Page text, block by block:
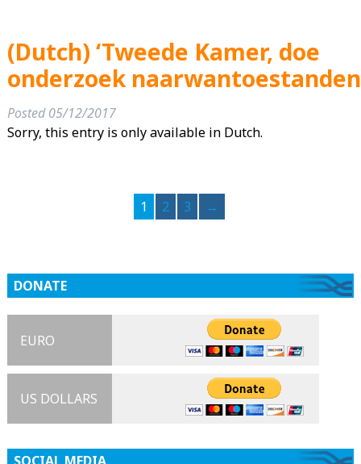
(Dutch) ‘Tweede Kamer, doe
onderzoek
Posted05/12/2017
Sorry, this entry is only available in Dutch.
1 2 3 →
DONATE
EURO
US DOLLARS